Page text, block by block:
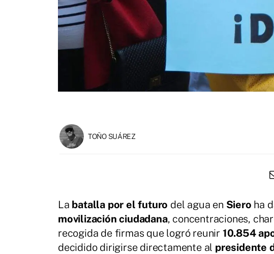
TOÑO SUÁREZ
La batalla por el futuro del agua en Siero ha
movilización ciudadana, concentraciones,
recogida de firmas que logró reunir 10.854
decidido dirigirse directamente al presidente